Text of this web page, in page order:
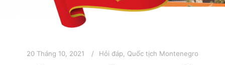
20 Tháng 10, 2021 Hỏi đáp Quốc tịch Montenegro